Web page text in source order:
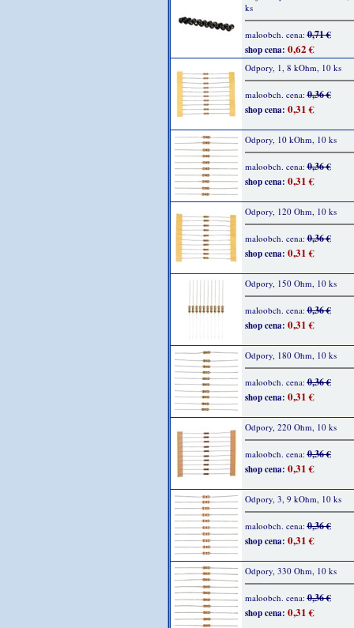
ks
maloobch. cena:0,71 €
shop cena: 0,62 €
Odpory, 1, 8 kOhm, 10 ks
maloobch. cena:0,36 €
shop cena: 0,31 €
Odpory, 10 kOhm, 10 ks
maloobch. cena:0,36 €
shop cena: 0,31 €
Odpory, 120 Ohm, 10 ks
maloobch. cena:0,36 €
shop cena: 0,31 €
Odpory, 150 Ohm, 10 ks
maloobch. cena:0,36 €
shop cena: 0,31 €
Odpory, 180 Ohm, 10 ks
maloobch. cena:0,36 €
shop cena: 0,31 €
Odpory, 220 Ohm, 10 ks
maloobch. cena:0,36 €
shop cena: 0,31 €
Odpory, 3, 9 kOhm, 10 ks
maloobch. cena:0,36 €
shop cena: 0,31 €
Odpory, 330 Ohm, 10 ks
maloobch. cena:0,36 €
shop cena: 0,31 €